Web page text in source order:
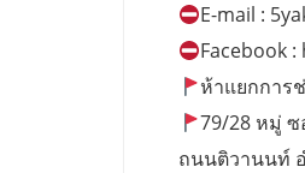
E-mail :
Facebook
ห้าแยกการ
79/28 หมู่ ซ
ถนนติวานนท์